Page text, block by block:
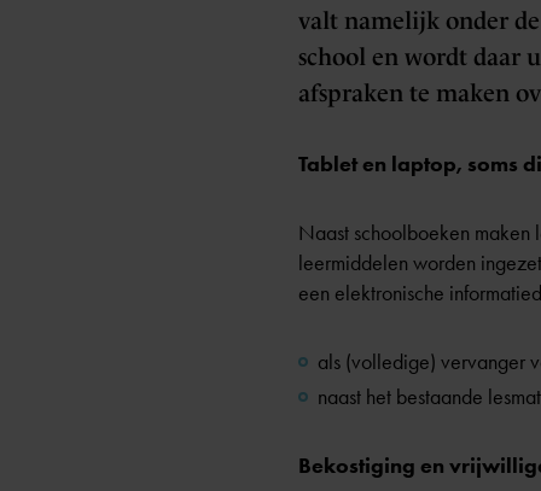
valt namelijk onder
school en wordt daar
afspraken te maken
Tablet en laptop, soms
Naast schoolboeken
leermiddelen worden
een elektronische
als (volledige) vervanger
naast het bestaande
Bekostiging en